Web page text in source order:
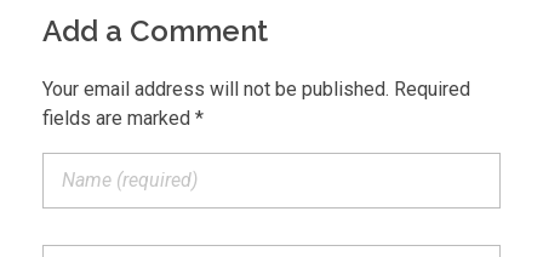
Add a Comment
Your email address will not be published. Required
fields are marked *